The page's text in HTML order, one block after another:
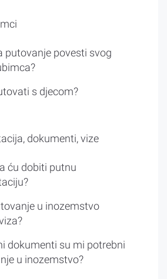
putovanje povesti svog
s djecom?
dokumenti, vize
ću dobiti putnu
u inozemstvo
dokumenti su mi potrebni
u inozemstvo?